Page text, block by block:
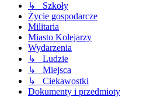
↳ Szkoły
Życie gospodarcze
Militaria
Miasto Kolejarzy
Wydarzenia
↳ Ludzie
↳ Miejsca
↳ Ciekawostki
Dokumenty i przedmioty